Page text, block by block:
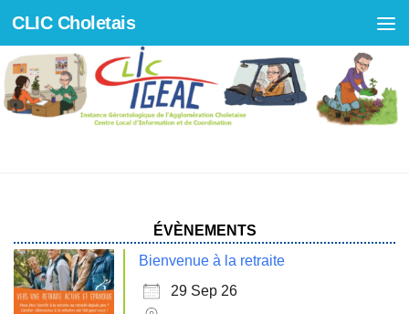
Skip to content
CLIC Choletais
ÉVÈNEMENTS
Bienvenue à la retraite
29 Sep 26